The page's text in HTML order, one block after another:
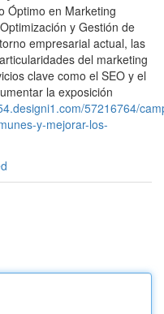
Óptimo en Marketing
y Gestión de
empresarial actual, las
del marketing
clave como el SEO y el
la exposición
57216764/
y-mejorar-los-